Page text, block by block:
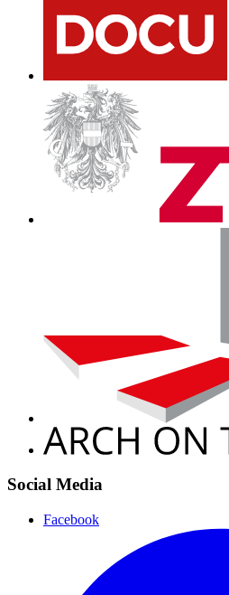
Social Media
Facebook